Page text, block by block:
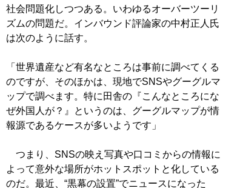
社会問題化しつつある。いわゆるオーバーツーリ
ズムの問題だ。インバウンド評論家の中村正人氏
は次のように話す。
「世界遺産など有名なところは事前に調べてくる
のですが、そのほかは、現地でSNSやグーグルマ
ップで調べます。特に田舎の『こんなところにな
ぜ外国人が？』というのは、グーグルマップが情
報源であるケースが多いようです」
つまり、SNSの映え写真や口コミからの情報に
よって意外な場所がホットスポットと化している
のだ。最近、“黒幕の設置”でニュースになった